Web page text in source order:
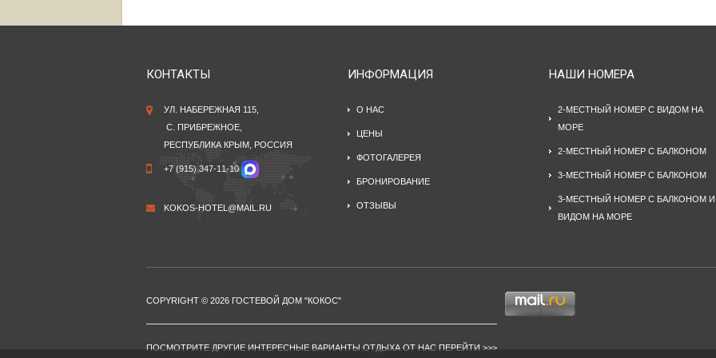
КОНТАКТЫ
УЛ. НАБЕРЕЖНАЯ 115,
С. ПРИБРЕЖНОЕ,
РЕСПУБЛИКА КРЫМ, РОССИЯ
+7 (915) 347-11-10
KOKOS-HOTEL@MAIL.RU
ИНФОРМАЦИЯ
О НАС
ЦЕНЫ
ФОТОГАЛЕРЕЯ
БРОНИРОВАНИЕ
ОТЗЫВЫ
НАШИ НОМЕРА
2-МЕСТНЫЙ НОМЕР С ВИДОМ НА
МОРЕ
2-МЕСТНЫЙ НОМЕР С БАЛКОНОМ
3-МЕСТНЫЙ НОМЕР С БАЛКОНОМ
3-МЕСТНЫЙ НОМЕР С БАЛКОНОМ И
ВИДОМ НА МОРЕ
COPYRIGHT © 2026 ГОСТЕВОЙ ДОМ "КОКОС"
ПОСМОТРИТЕ ДРУГИЕ ИНТЕРЕСНЫЕ ВАРИАНТЫ ОТДЫХА ОТ НАС ПЕРЕЙТИ >>>